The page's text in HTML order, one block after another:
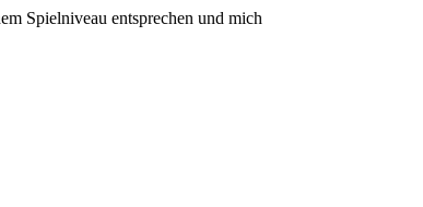
Spielniveau entsprechen und mich